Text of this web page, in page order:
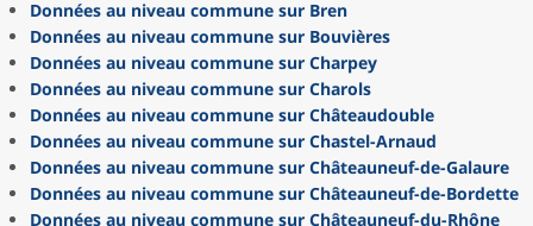
Données au niveau commune sur Bren
Données au niveau commune sur Bouvières
Données au niveau commune sur Charpey
Données au niveau commune sur Charols
Données au niveau commune sur Châteaudouble
Données au niveau commune sur Chastel-Arnaud
Données au niveau commune sur Châteauneuf-de-Galaure
Données au niveau commune sur Châteauneuf-de-Bordette
Données au niveau commune sur Châteauneuf-du-Rhône